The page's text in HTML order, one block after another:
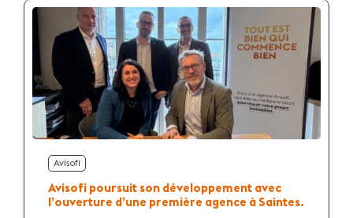
Avisofi
Avisofi poursuit son développement avec
l’ouverture d’une première agence à Saintes.